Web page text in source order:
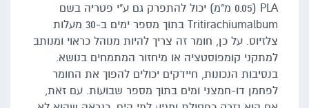
PLA (0.05 מ"מ) יכול להתפרק גם ע"י פטריה בשם
Tritirachiumalbum בתוך מספר ימים ב-30 מעלות
צלזיוס. על כן, חומר זה צריך להיות מנוהל כראוי ומנותב
למתקני קומפוסטציה או מיחזור המתמחים בנושא.
בנסיבות הנכונות, חיידקים יכולים להפוך את החומר
לפחמן דו-חמצני ומים בתוך מספר שבועות. עם זאת,